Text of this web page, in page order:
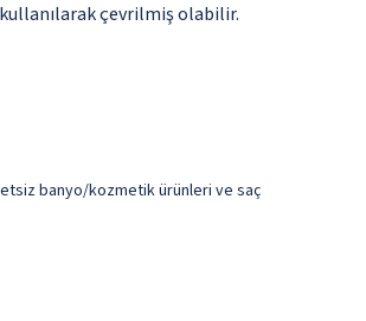
çevrilmiş olabilir.
banyo/kozmetik ürünleri ve saç